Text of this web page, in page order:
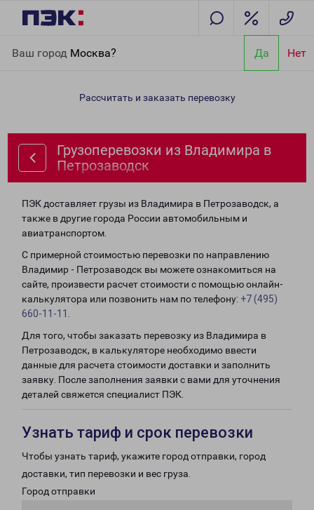
Ваш город Москва? Да Нет
Петрозаводск
Рассчитать и заказать перевозку
Грузоперевозки из Владимира в
Петрозаводск
ПЭК доставляет грузы из Владимира в Петрозаводск, а
также в другие города России автомобильным и
авиатранспортом.
С примерной стоимостью перевозки по направлению
Владимир - Петрозаводск вы можете ознакомиться на
сайте, произвести расчет стоимости с помощью онлайн-
калькулятора или позвонить нам по телефону: +7 (495)
660-11-11
Для того, чтобы заказать перевозку из Владимира в
Петрозаводск, в калькуляторе необходимо ввести
данные для расчета стоимости доставки и заполнить
заявку. После заполнения заявки с вами для уточнения
деталей свяжется специалист ПЭК.
Узнать тариф и срок перевозки
Чтобы узнать тариф, укажите город отправки, город
доставки, тип перевозки и вес груза.
Город отправки